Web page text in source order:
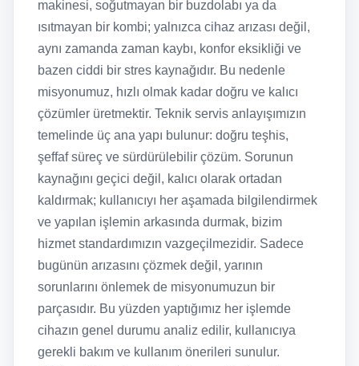
makinesi, soğutmayan bir buzdolabı ya da
ısıtmayan bir kombi; yalnızca cihaz arızası değil,
aynı zamanda zaman kaybı, konfor eksikliği ve
bazen ciddi bir stres kaynağıdır. Bu nedenle
misyonumuz, hızlı olmak kadar doğru ve kalıcı
çözümler üretmektir. Teknik servis anlayışımızın
temelinde üç ana yapı bulunur: doğru teşhis,
şeffaf süreç ve sürdürülebilir çözüm. Sorunun
kaynağını geçici değil, kalıcı olarak ortadan
kaldırmak; kullanıcıyı her aşamada bilgilendirmek
ve yapılan işlemin arkasında durmak, bizim
hizmet standardımızın vazgeçilmezidir. Sadece
bugünün arızasını çözmek değil, yarının
sorunlarını önlemek de misyonumuzun bir
parçasıdır. Bu yüzden yaptığımız her işlemde
cihazın genel durumu analiz edilir, kullanıcıya
gerekli bakım ve kullanım önerileri sunulur.